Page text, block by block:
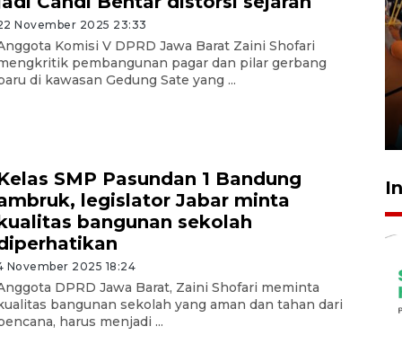
November 2025 23:33
Komisi V DPRD Jawa Barat Zaini Shofari
pembangunan pagar dan pilar gerbang
di kawasan Gedung Sate yang ...
SMP Pasundan 1 Bandung
legislator Jabar minta
bangunan sekolah
November 2025 18:24
DPRD Jawa Barat, Zaini Shofari meminta
bangunan sekolah yang aman dan tahan dari
harus menjadi ...
Taklukkan DPMM FC, Persib
amankan tiket semifinal Piala